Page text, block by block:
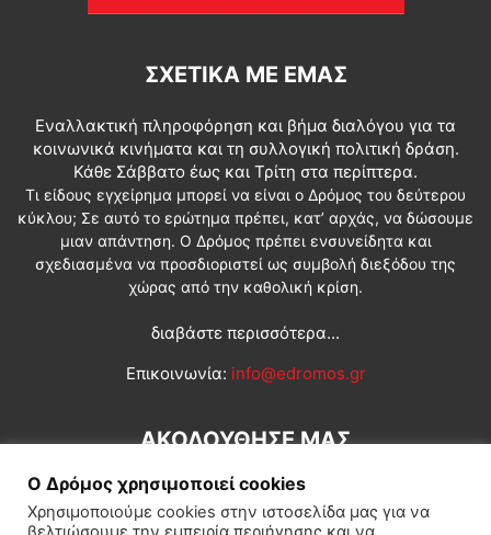
ΣΧΕΤΙΚΆ ΜΕ ΕΜΆΣ
Εναλλακτική πληροφόρηση και βήμα διαλόγου για τα
κοινωνικά κινήματα και τη συλλογική πολιτική δράση.
Κάθε Σάββατο έως και Τρίτη στα περίπτερα.
Τι είδους εγχείρημα μπορεί να είναι ο Δρόμος του δεύτερου
κύκλου; Σε αυτό το ερώτημα πρέπει, κατ’ αρχάς, να δώσουμε
μιαν απάντηση. Ο Δρόμος πρέπει ενσυνείδητα και
σχεδιασμένα να προσδιοριστεί ως συμβολή διεξόδου της
χώρας από την καθολική κρίση.
διαβάστε περισσότερα...
Επικοινωνία: info@edromos.gr
ΑΚΟΛΟΥΘΗΣΕ ΜΑΣ
Ο Δρόμος χρησιμοποιεί cookies
Χρησιμοποιούμε cookies στην ιστοσελίδα μας για να